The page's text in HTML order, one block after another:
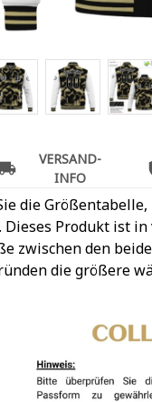
VERSAND-
INFO
die Größentabelle,
Produkt ist
zwischen den
die größere